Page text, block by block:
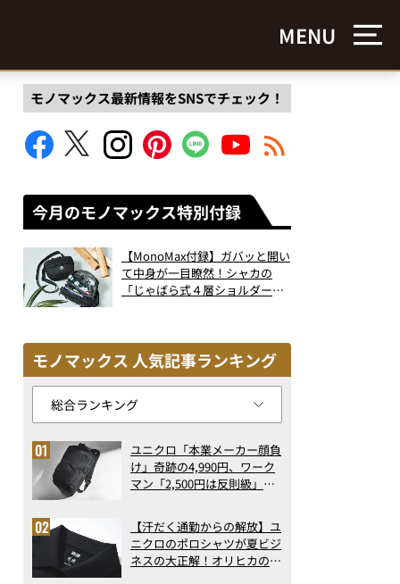
MENU
モノマックス最新情報をSNSでチェック！
今月のモノマックス特別付録
【MonoMax付録】ガバッと開い
て中身が一目瞭然！シャカの
「じゃばら式４層ショルダーバ
モノマックス 人気記事ランキング
ユニクロ「本業メーカー顔負
け」奇跡の4,990円、ワーク
マン「2,500円は反則級」凄
ト3】（2026年6月版）
【汗だく通勤からの解放】ユ
ニクロのポロシャツが夏ビジ
ネスの大正解！オリヒカの透